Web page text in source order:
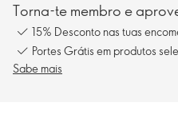
Torna-te membro e
15% Desconto nas tuas
Portes Grátis em produtos
Sabe mais